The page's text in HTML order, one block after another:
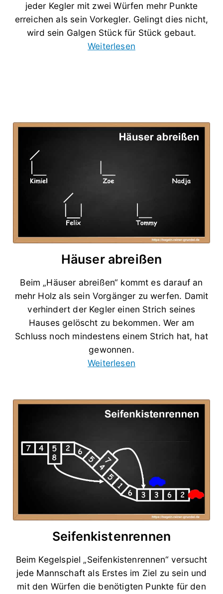
jeder Kegler mit zwei Würfen mehr Punkte
erreichen als sein Vorkegler. Gelingt dies nicht,
wird sein Galgen Stück für Stück gebaut.
Weiterlesen
Häuser abreißen
Beim „Häuser abreißen“ kommt es darauf an
mehr Holz als sein Vorgänger zu werfen. Damit
verhindert der Kegler einen Strich seines
Hauses gelöscht zu bekommen. Wer am
Schluss noch mindestens einem Strich hat, hat
gewonnen.
Weiterlesen
Seifenkistenrennen
Beim Kegelspiel „Seifenkistenrennen“ versucht
jede Mannschaft als Erstes im Ziel zu sein und
mit den Würfen die benötigten Punkte für den